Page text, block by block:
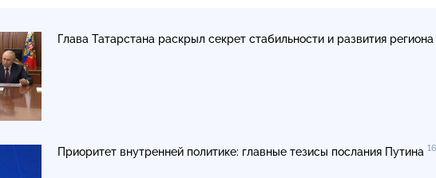
Глава Татарстана раскрыл секрет стабильности и развития региона
Приоритет внутренней политике: главные тезисы послания Путина